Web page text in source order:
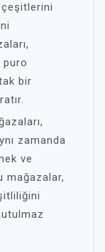
puro
bir
zamanda
ve
mağazalar,